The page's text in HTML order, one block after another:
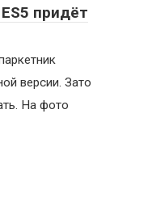
придёт
версии. Зато
На фото